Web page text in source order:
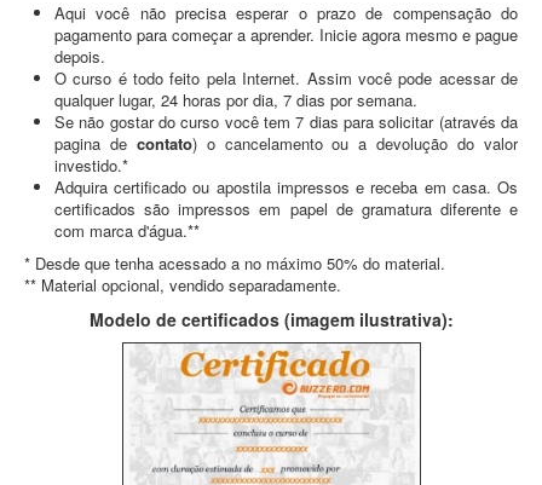
Aqui você não precisa esperar o prazo de compensação do
pagamento para começar a aprender. Inicie agora mesmo e pague
depois.
O curso é todo feito pela Internet. Assim você pode acessar de
qualquer lugar, 24 horas por dia, 7 dias por semana.
Se não gostar do curso você tem 7 dias para solicitar (através da
pagina de contato) o cancelamento ou a devolução do valor
investido.*
Adquira certificado ou apostila impressos e receba em casa. Os
certificados são impressos em papel de gramatura diferente e
com marca d'água.**
* Desde que tenha acessado a no máximo 50% do material.
** Material opcional, vendido separadamente.
Modelo de certificados (imagem ilustrativa):